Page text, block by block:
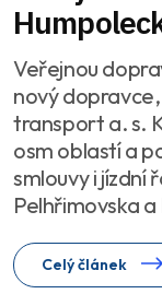
Veřejnou
nový
transport a. s.
osm oblastí a
smlouvy i jízdní
Pelhřimovska
Celý článek